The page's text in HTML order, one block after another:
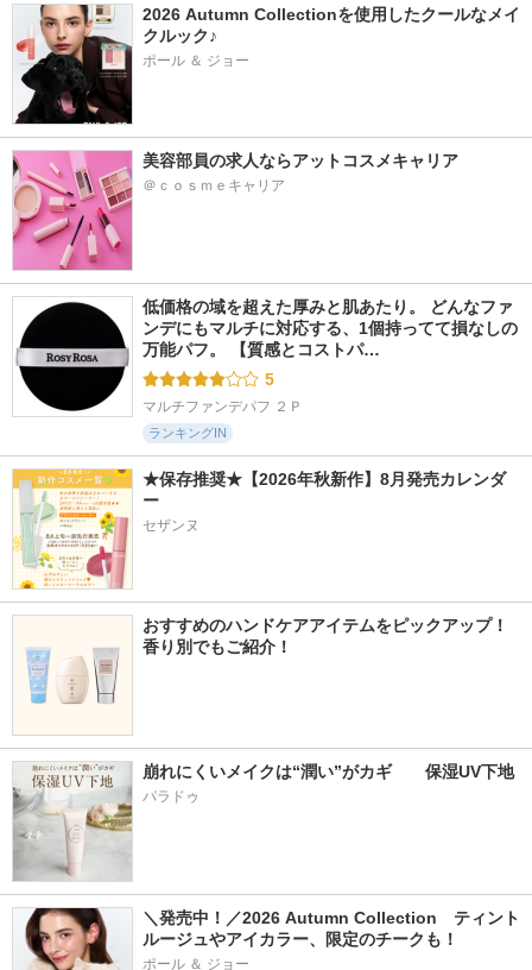
2026 Autumn Collectionを使用したクールなメイ
クルック♪
ポール ＆ ジョー
美容部員の求人ならアットコスメキャリア
＠ｃｏｓｍｅキャリア
低価格の域を超えた厚みと肌あたり。 どんなファ
ンデにもマルチに対応する、1個持ってて損なしの
万能パフ。 【質感とコストパ…
5
マルチファンデパフ ２Ｐ
ランキングIN
★保存推奨★【2026年秋新作】8月発売カレンダ
ー
セザンヌ
おすすめのハンドケアアイテムをピックアップ！
香り別でもご紹介！
崩れにくいメイクは“潤い”がカギ　　保湿UV下地
パラドゥ
＼発売中！／2026 Autumn Collection　ティント
ルージュやアイカラー、限定のチークも！
ポール ＆ ジョー